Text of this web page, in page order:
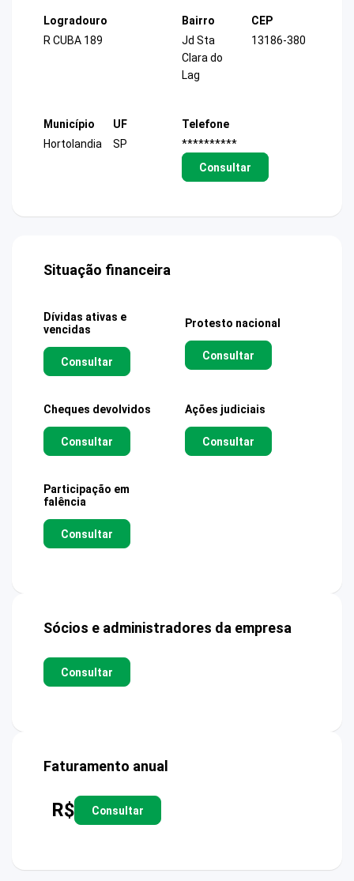
Logradouro
R CUBA 189
Bairro
Jd Sta
Clara do
Lag
CEP
13186-380
Município
Hortolandia
UF
SP
Telefone
**********
Consultar
Situação financeira
Dívidas ativas e
vencidas
Consultar
Protesto nacional
Consultar
Cheques devolvidos
Consultar
Ações judiciais
Consultar
Participação em
falência
Consultar
Sócios e administradores da empresa
Consultar
Faturamento anual
R$ Consultar